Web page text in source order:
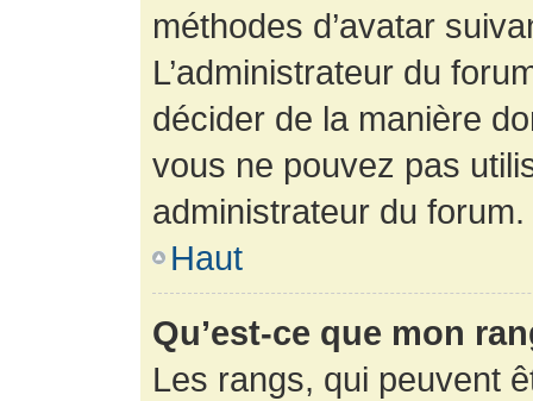
méthodes d’avatar
L’administrateur du
décider de la manière
vous ne pouvez pas
administrateur du forum.
Haut
Qu’est-ce que mon
Les rangs, qui peuvent